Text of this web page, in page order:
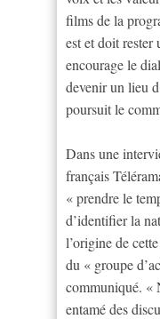
films de la
est et doit rester
encourage le
devenir un lieu
poursuit le
Dans une
français
« prendre le
d’identifier la
l’origine de
du « groupe
communiqué. «
entamé des